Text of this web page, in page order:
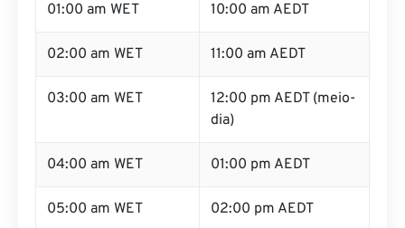
01:00 am WET 10:00 am AEDT
02:00 am WET 11:00 am AEDT
03:00 am WET
12:00 pm AEDT (meio-
dia)
04:00 am WET 01:00 pm AEDT
05:00 am WET 02:00 pm AEDT